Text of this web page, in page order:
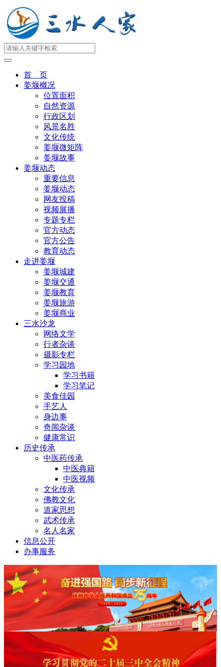
首 页
姜堰概况
位置面积
自然资源
行政区划
风景名胜
文化传统
姜堰微矩阵
姜堰故事
姜堰动态
重要信息
姜堰动态
网友投稿
视频展播
专题专栏
官方动态
官方公告
教育动态
走进姜堰
姜堰城建
姜堰交通
姜堰教育
姜堰旅游
姜堰商业
三水沙龙
网络文学
行者杂谈
摄影专栏
学习园地
学习书籍
学习笔记
美食佳园
手艺人
身边事
奇闻杂谈
健康常识
历史传承
中医药传承
中医典籍
中医视频
文化传承
佛教文化
道家思想
武术传承
名人名家
信息公开
办事服务